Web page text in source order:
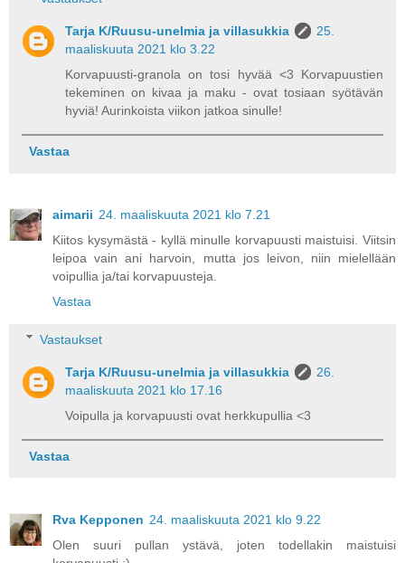
Tarja K/Ruusu-unelmia ja villasukkia
25.
maaliskuuta 2021 klo 3.22
Korvapuusti-granola on tosi hyvää <3 Korvapuustien
tekeminen on kivaa ja maku - ovat tosiaan syötävän
hyviä! Aurinkoista viikon jatkoa sinulle!
Vastaa
aimarii 24. maaliskuuta 2021 klo 7.21
Kiitos kysymästä - kyllä minulle korvapuusti maistuisi. Viitsin
leipoa vain ani harvoin, mutta jos leivon, niin mielellään
voipullia ja/tai korvapuusteja.
Vastaa
Vastaukset
Tarja K/Ruusu-unelmia ja villasukkia
26.
maaliskuuta 2021 klo 17.16
Voipulla ja korvapuusti ovat herkkupullia <3
Vastaa
Rva Kepponen 24. maaliskuuta 2021 klo 9.22
Olen suuri pullan ystävä, joten todellakin maistuisi